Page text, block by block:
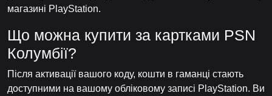
магазині PlayStation.
Що можна купити за картками PSN
Колумбії?
Після активації вашого коду, кошти в гаманці стають
доступними на вашому обліковому записі PlayStation. Ви